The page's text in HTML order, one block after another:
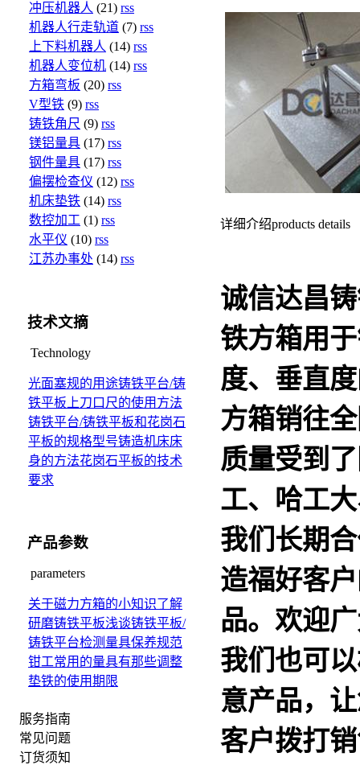
冲压机器人 (21) rss
机器人行走轨道 (7) rss
上下料机器人 (14) rss
机器人变位机 (14) rss
方箱弯板 (20) rss
V型铁 (9) rss
铸铁角尺 (9) rss
镁铝量具 (17) rss
钢件量具 (17) rss
偏摆检查仪 (12) rss
机床垫铁 (14) rss
数控加工 (1) rss
水平仪 (10) rss
江苏办事处 (14) rss
技术文摘
Technology
光面塞规的用途铸铁平台/铸
铁平板上刀口尺的使用方法
铸铁平台/铸铁平板和花岗石
平板的规格型号铸造机床床
身的方法花岗石平板的技术
要求
产品参数
parameters
关于磁力方箱的小知识了解
研磨铸铁平板浅谈铸铁平板/
铸铁平台检测量具保养规范
钳工常用的量具有那些调整
垫铁的使用期限
服务指南
常见问题
订货须知
详细介绍products details
诚信达昌
铁方箱用
度、垂直
方箱销往
质量受到
工、哈工
我们长期
造福好客
品。欢迎
我们也可
意产品，
客户拨打